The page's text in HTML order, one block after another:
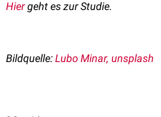
Hiergeht es zur Studie.
Bildquelle:Lubo Minar, unsplash